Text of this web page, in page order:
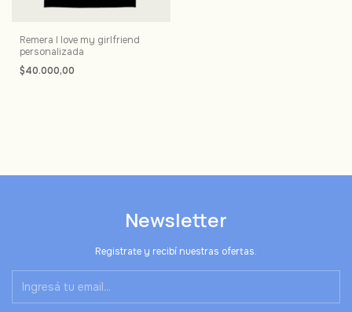
Remera I love my girlfriend
personalizada
$40.000,00
Newsletter
Registrate y recibí nuestras ofertas.